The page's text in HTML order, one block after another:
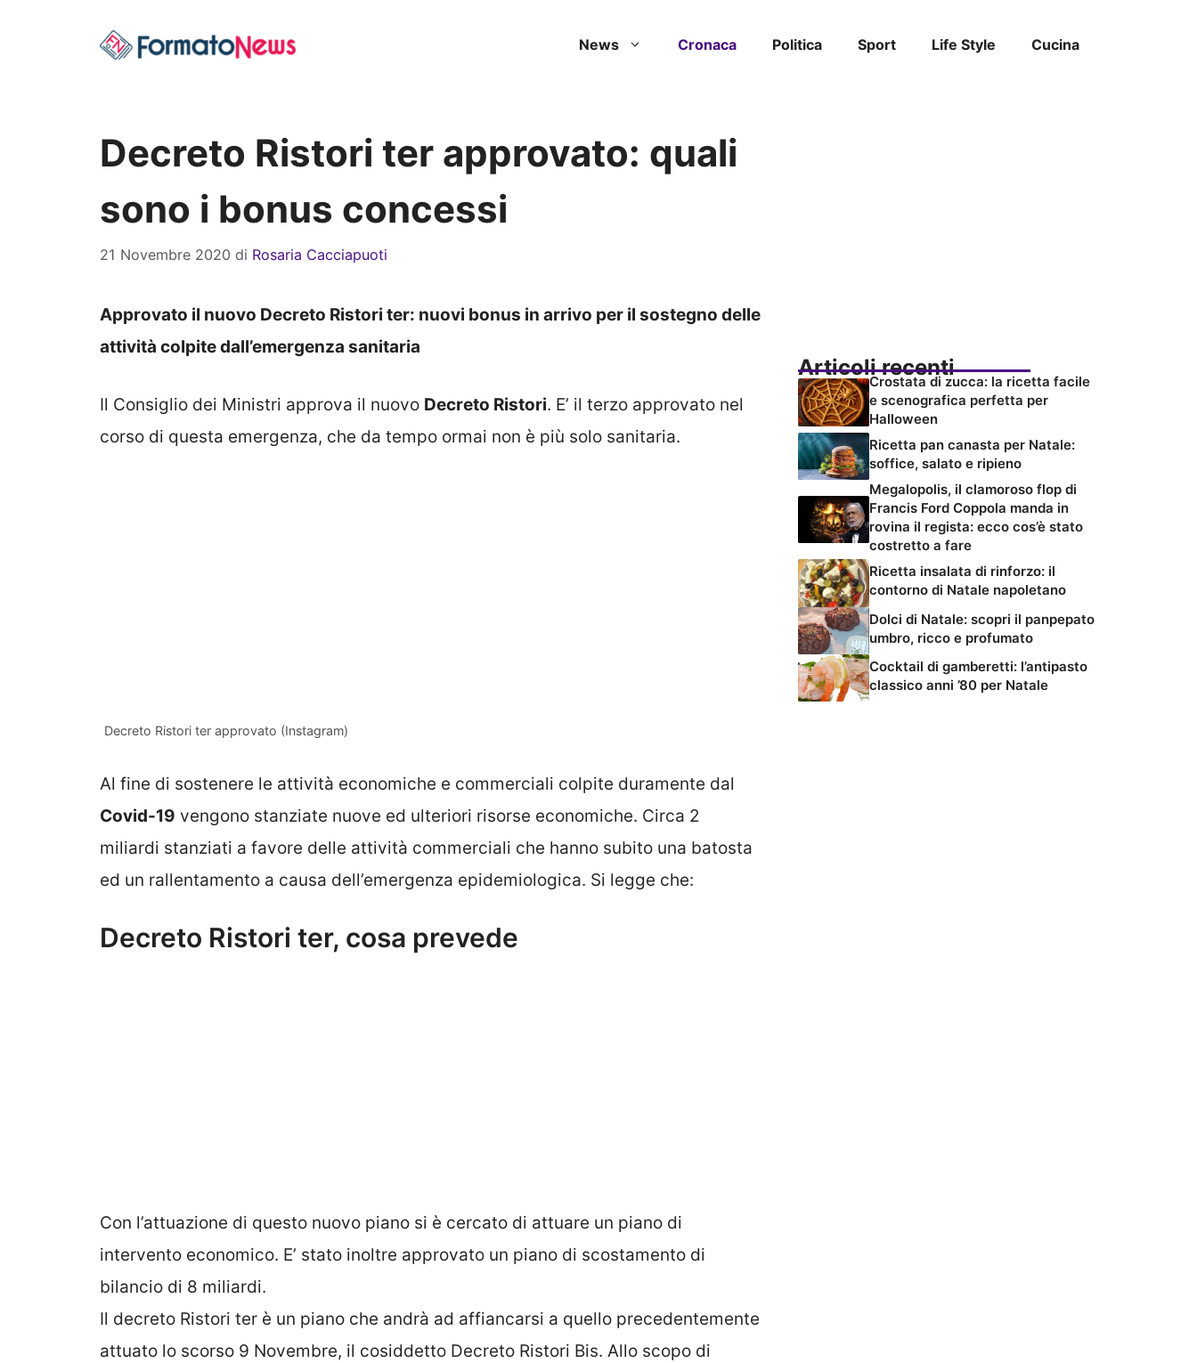
News Cronaca Politica Sport Life Style Cucina
Decreto Ristori ter approvato: quali
sono i bonus concessi
21 Novembre 2020 di Rosaria Cacciapuoti
Approvato il nuovo Decreto Ristori ter: nuovi bonus in arrivo per il sostegno delle
attività colpite dall’emergenza sanitaria
Il Consiglio dei Ministri approva il nuovo Decreto Ristori. E’ il terzo approvato nel
corso di questa emergenza, che da tempo ormai non è più solo sanitaria.
Decreto Ristori ter approvato (Instagram)
Al fine di sostenere le attività economiche e commerciali colpite duramente dal
Covid-19 vengono stanziate nuove ed ulteriori risorse economiche. Circa 2
miliardi stanziati a favore delle attività commerciali che hanno subito una batosta
ed un rallentamento a causa dell’emergenza epidemiologica. Si legge che:
Decreto Ristori ter, cosa prevede
Con l’attuazione di questo nuovo piano si è cercato di attuare un piano di
intervento economico. E’ stato inoltre approvato un piano di scostamento di
bilancio di 8 miliardi.
Il decreto Ristori ter è un piano che andrà ad affiancarsi a quello precedentemente
attuato lo scorso 9 Novembre, il cosiddetto Decreto Ristori Bis. Allo scopo di
Articoli recenti
Crostata di zucca: la ricetta facile
e scenografica perfetta per
Halloween
Ricetta pan canasta per Natale:
soffice, salato e ripieno
Megalopolis, il clamoroso flop di
Francis Ford Coppola manda in
rovina il regista: ecco cos’è stato
costretto a fare
Ricetta insalata di rinforzo: il
contorno di Natale napoletano
Dolci di Natale: scopri il panpepato
umbro, ricco e profumato
Cocktail di gamberetti: l’antipasto
classico anni ’80 per Natale